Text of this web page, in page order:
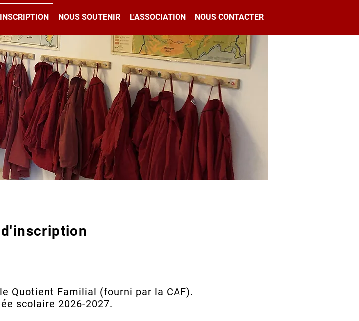
INSCRIPTION NOUS SOUTENIR L'ASSOCIATION NOUS CONTACTER
Quotient Familial (fourni par la CAF).
scolaire 2026-2027.